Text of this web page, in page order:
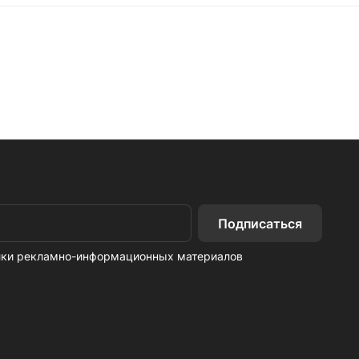
Подписаться
рекламно-информационных материалов